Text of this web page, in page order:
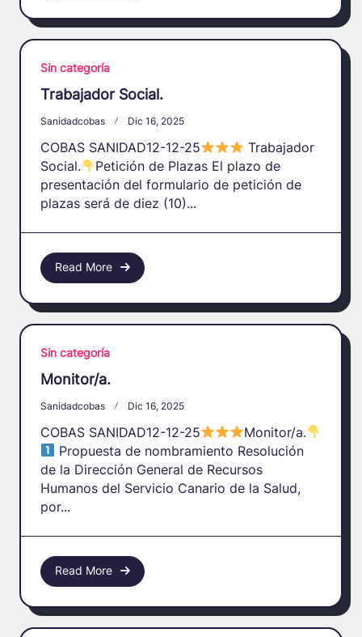
Sin categoría
Trabajador Social.
Sanidadcobas Dic 16, 2025
COBAS SANIDAD12-12-25
Trabajador
Social.
Petición de Plazas El plazo de
presentación del formulario de petición de
plazas será de diez (10)...
Read More
Sin categoría
Monitor/a.
Sanidadcobas Dic 16, 2025
COBAS SANIDAD12-12-25
Monitor/a.
Propuesta de nombramiento Resolución
de la Dirección General de Recursos
Humanos del Servicio Canario de la Salud,
por...
Read More